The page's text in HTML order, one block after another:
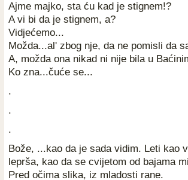
Ajme majko, sta ću kad je stignem!?
A vi bi da je stignem, a?
Vidjećemo...
Možda...al' zbog nje, da ne pomisli da
A, možda ona nikad ni nije bila u
Ko zna...čuće se...
.
.
.
Bože, ...kao da je sada vidim. Leti kao
leprša, kao da se cvijetom od bajama
Pred očima slika, iz mladosti rane.